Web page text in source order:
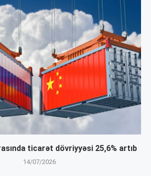
ticarət dövriyyəsi 25,6% artıb
14/07/2026